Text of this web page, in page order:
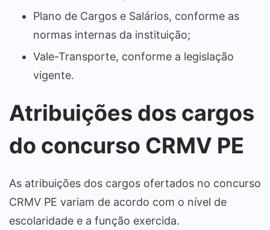
Plano de Cargos e Salários, conforme as
normas internas da instituição;
Vale-Transporte, conforme a legislação
vigente.
Atribuições dos cargos
do concurso CRMV PE
As atribuições dos cargos ofertados no concurso
CRMV PE variam de acordo com o nível de
escolaridade e a função exercida.